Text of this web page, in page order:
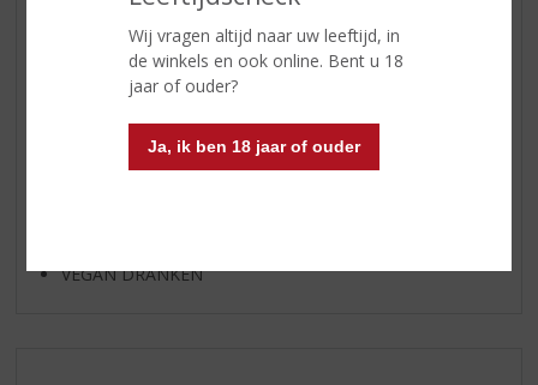
Wij vragen altijd naar uw leeftijd, in
de winkels en ook online. Bent u 18
jaar of ouder?
Ja, ik ben 18 jaar of ouder
SHOTJES
KANT EN KLAAR
FRISDRANK
GESCHENKVERPAKKING
VEGAN DRANKEN